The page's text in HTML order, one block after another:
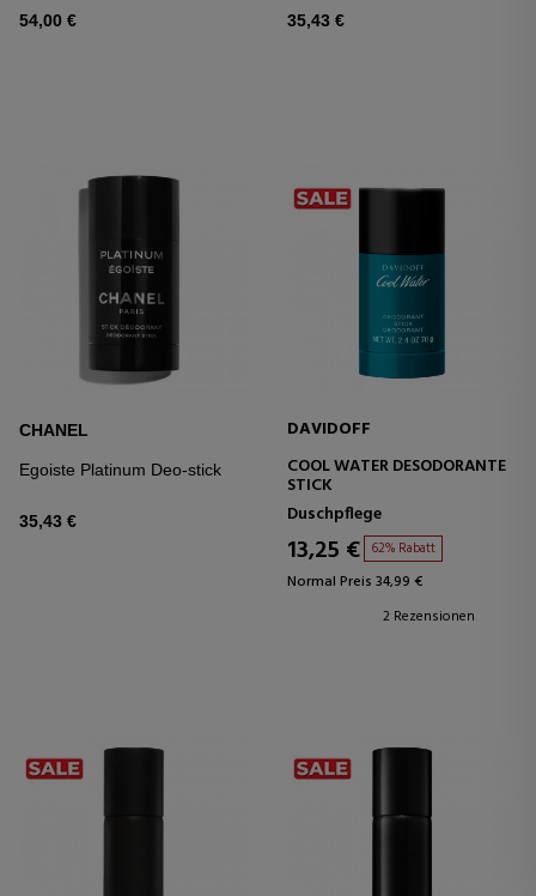
54,00 €
35,43 €
CHANEL
Egoiste Platinum Deo-stick
35,43 €
DAVIDOFF
COOL WATER DESODORANTE
STICK
Duschpflege
13,25 € 62% Rabatt
Normal Preis 34,99 €
2 Rezensionen